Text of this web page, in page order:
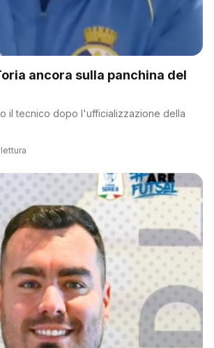
ancora sulla panchina del
il tecnico dopo l'ufficializzazione della